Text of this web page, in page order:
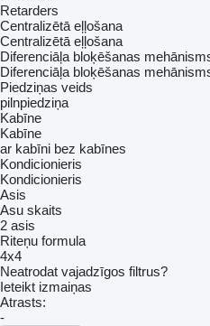
Retarders
Centralizētā eļļošana
Centralizētā eļļošana
Diferenciāļa bloķēšanas
Diferenciāļa bloķēšanas
Piedziņas veids
pilnpiedziņa
Kabīne
Kabīne
ar kabīni bez kabīnes
Kondicionieris
Kondicionieris
Asis
Asu skaits
2 asis
Riteņu formula
4x4
Neatrodat vajadzīgos filtrus?
Ieteikt izmaiņas
Atrasts:
-